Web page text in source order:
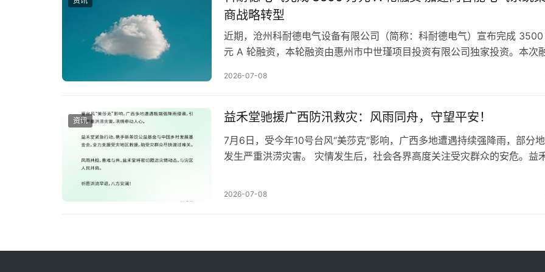
商战略转型
近期，沧州科耐德电气设备有限公司（简称：科耐德电气）宣布完成 3500
元 A 轮融资，本轮融资由惠州市中世瑾项目投资有限公司独家投资。本次
助力公司加快从通用电气设备制造商向智能电气解决方案集成商转型，夯
册…
2026-07-08
资讯 ​益禾堂驰援广西防汛救灾：风雨同舟，守望平安！
7月6日，受今年10号台风“美莎克”影响，广西多地遭遇持续强降雨，部分
发生严重洪涝灾害。 灾情发生后，社会各界高度关注受灾群众的安危。益
2026-07-08